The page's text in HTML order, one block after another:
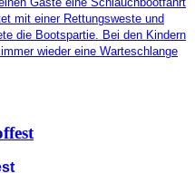
mit einer Rettungsweste und
die Bootspartie. Bei den Kindern
wieder eine Warteschlange